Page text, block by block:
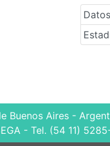
Datos
Buenos Aires -
- Tel. (54 11)